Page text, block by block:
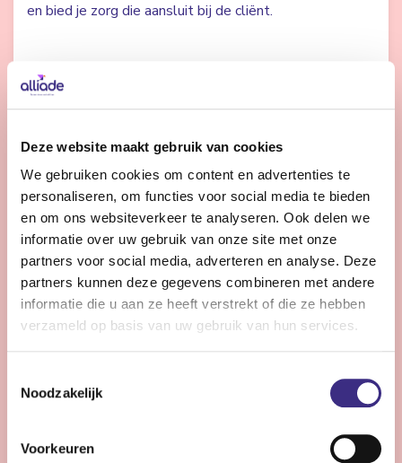
Deze website maakt gebruik van cookies
We gebruiken cookies om content en advertenties te
personaliseren, om functies voor social media te bieden
en om ons websiteverkeer te analyseren. Ook delen we
informatie over uw gebruik van onze site met onze
partners voor social media, adverteren en analyse. Deze
partners kunnen deze gegevens combineren met andere
informatie die u aan ze heeft verstrekt of die ze hebben
verzameld op basis van uw gebruik van hun services.
Noodzakelijk
Voorkeuren
en bied je zorg die aansluit bij de cliënt.
Gedragskundige jeugdzorg
Nog 12 dagen
Friesland
24 - 36 uur | Deeltijds, Onbepaalde tijd
Wil jij jouw expertise inzetten voor kinderen en
jongeren (0-18 jr) met een licht verstandelijke
beperking? Versterk ons team en draag bij aan hun zorg
Bekijk vacature